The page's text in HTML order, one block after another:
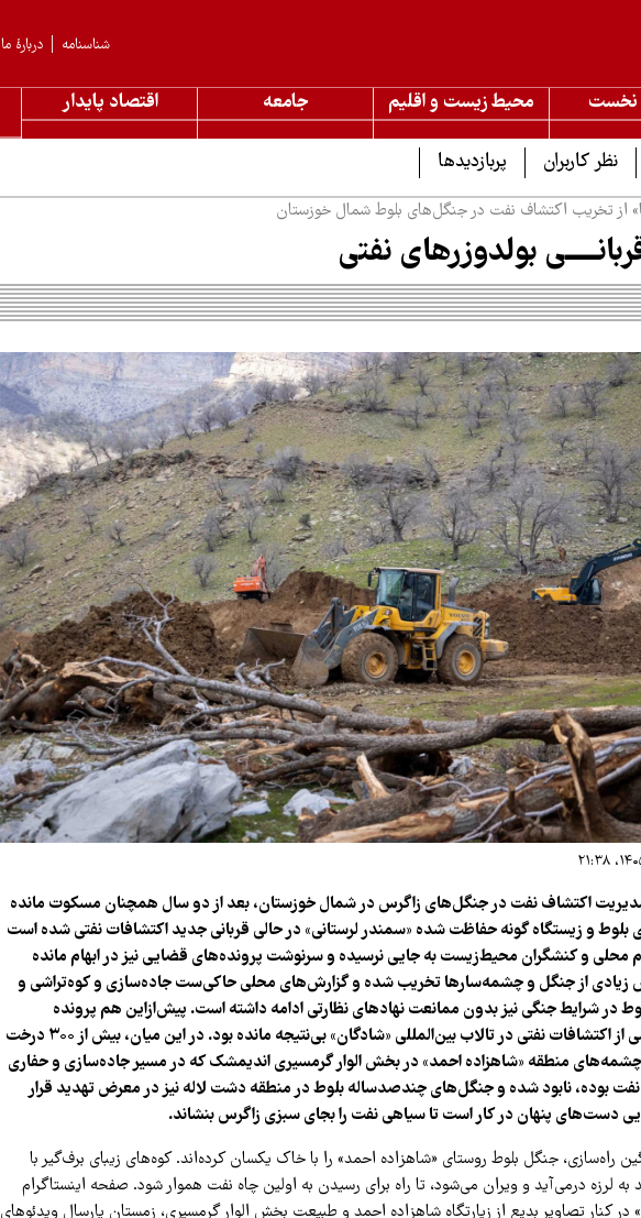
دربارهٔ ما شناسنامه
نخست محیط زیست و اقلیم جامعه اقتصاد پایدار
نظر کاربران پربازدیدها
از تخریب اکتشاف نفت در جنگل‌های بلوط شمال خوزستان
بولدوزر‌های نفتی
اکتشاف نفت در جنگل‌های زاگرس در شمال خوزستان، بعد از دو سال همچنان مسکوت مانده
و زیستگاه گونه حفاظت شده «سمندر لرستانی» در حالی قربانی جدید اکتشافات نفتی شده است
محلی و کنشگران محیط‌زیست به جایی نرسیده و سرنوشت پرونده‌های قضایی نیز در ابهام مانده
زیادی از جنگل و چشمه‌سارها تخریب شده و گزارش‌های محلی حاکی‌ست جاده‌سازی و کوه‌تراشی و
در شرایط جنگی نیز بدون ممانعت نهادهای نظارتی ادامه داشته است. پیش‌ازاین هم پرونده
تخریب‌های ناشی از اکتشافات نفتی در تالاب بین‌المللی «شادگان» بی‌نتیجه مانده بود. در این میان، بیش از ۳۰۰ درخت
چشمه‌های منطقه «شاهزاده احمد» در بخش الوار گرمسیری اندیمشک که در مسیر جاده‌سازی و حفاری
نفت بوده، نابود شده و جنگل‌های چندصدساله بلوط در منطقه دشت لاله نیز در معرض تهدید قرار
دست‌های پنهان در کار است تا سیاهی نفت را بجای سبزی زاگرس بنشاند.
راه‌سازی، جنگل بلوط روستای «شاهزاده احمد» را با خاک یکسان کرده‌اند. کوه‌های زیبای برف‌گیر با
به لرزه درمی‌آید و ویران می‌شود، تا راه برای رسیدن به اولین چاه نفت هموار شود. صفحه اینستاگرام
در کنار تصاویر بدیع از زیارتگاه شاهزاده احمد و طبیعت بخش الوار گرمسیری، زمستان پارسال ویدئوهای